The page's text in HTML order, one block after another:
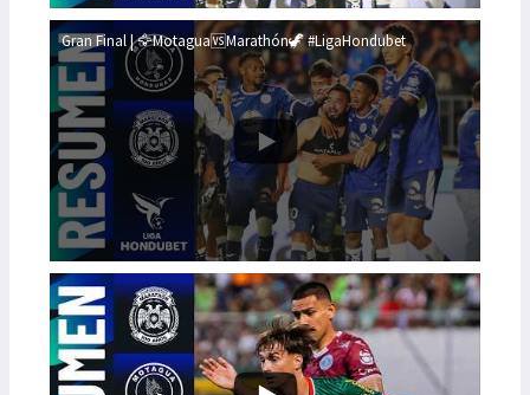
Gran Final | 🦅Motagua🆚Marathón🦖 #LigaHondubet